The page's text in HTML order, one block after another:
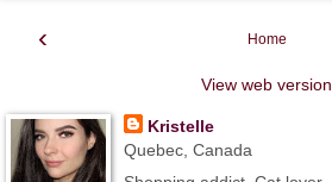
‹ Home
View web version
Kristelle
Quebec, Canada